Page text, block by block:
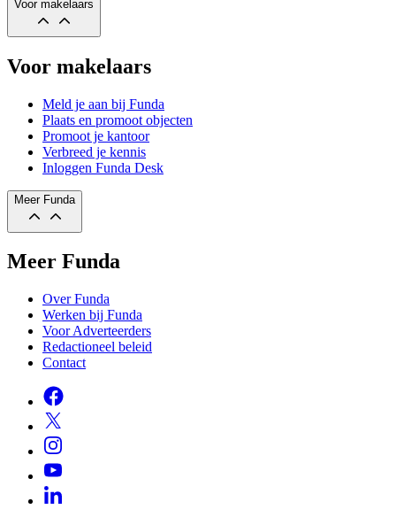
Voor makelaars
Voor makelaars
Meld je aan bij Funda
Plaats en promoot objecten
Promoot je kantoor
Verbreed je kennis
Inloggen Funda Desk
Meer Funda
Meer Funda
Over Funda
Werken bij Funda
Voor Adverteerders
Redactioneel beleid
Contact